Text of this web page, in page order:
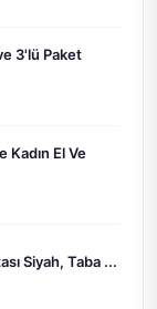
3'lü Paket
Kadın El Ve
Siyah, Taba ...